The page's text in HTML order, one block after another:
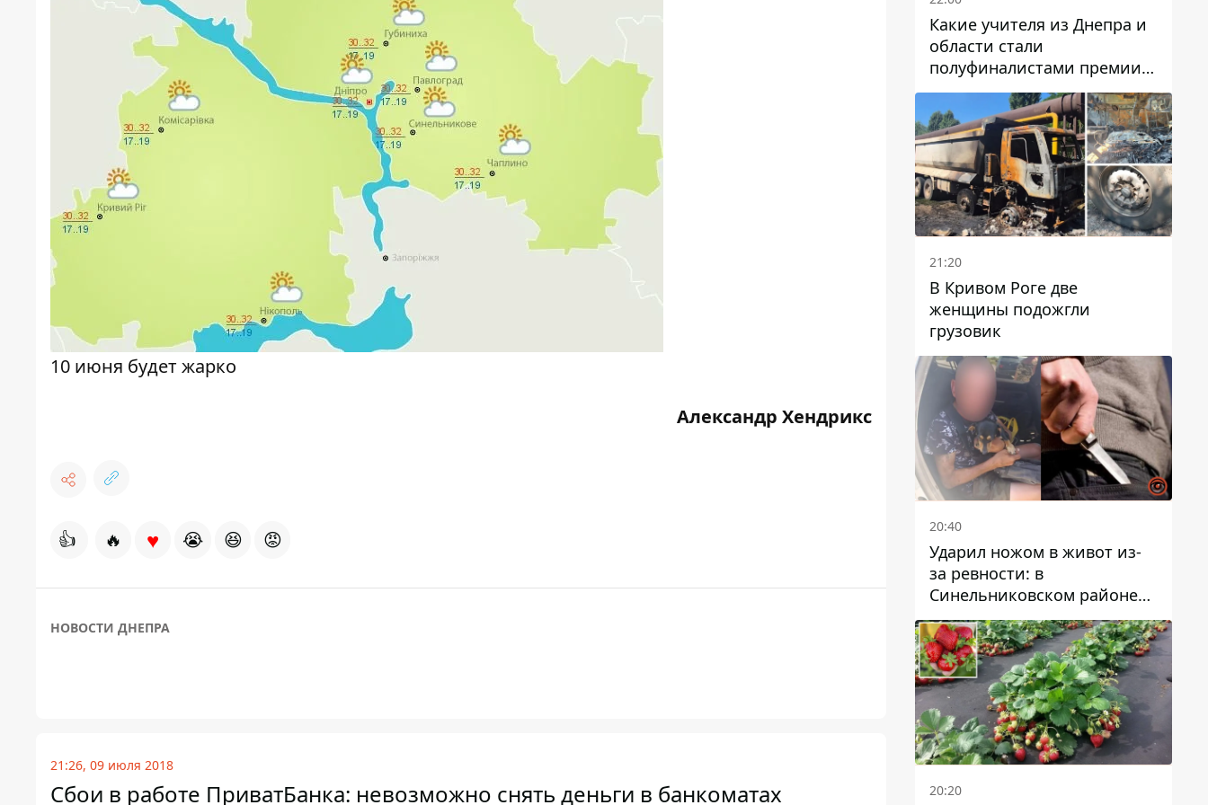
10 июня будет жарко
Александр Хендрикс
👍 🔥 ♥ 😭 😆 😡
НОВОСТИ ДНЕПРА
21:26, 09 июля 2018
Сбои в работе ПриватБанка: невозможно снять деньги в банкоматах
Какие учителя из Днепра и
области стали
полуфиналистами премии
Global Teacher Prize Ukraine
2026
21:20
В Кривом Роге две
женщины подожгли
грузовик
20:40
Ударил ножом в живот из-
за ревности: в
Синельниковском районе
задержали 49-летнего
мужчину за убийство
20:20